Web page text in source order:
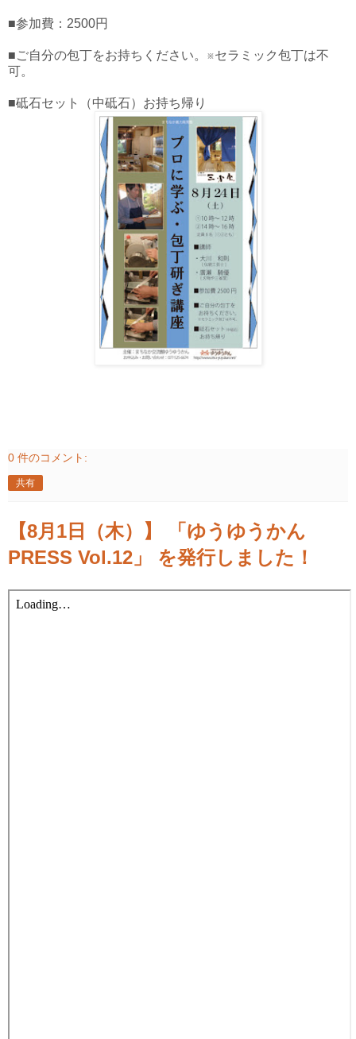
■参加費：2500円
■ご自分の包丁をお持ちください。※セラミック包丁は不
可。
■砥石セット（中砥石）お持ち帰り
0 件のコメント:
共有
【8月1日（木）】 「ゆうゆうかん
PRESS Vol.12」 を発行しました！